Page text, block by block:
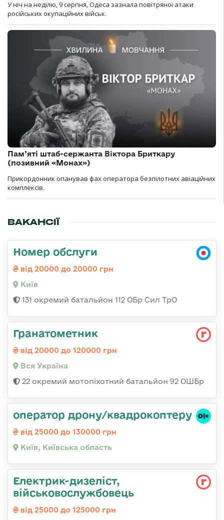
У ніч на неділю, 9 серпня, Одеса зазнала повітряної атаки
російських окупаційних військ.
Пам’яті штаб-сержанта Віктора Бриткару
(позивний «Монах»)
Прикордонник опанував фах оператора безпілотних авіаційних
комплексів.
ВАКАНСІЇ
Номер обслуги
від 20000 до 20000 грн
Київ
131 окремий батальйон 112 ОБр Сил ТрО
Гранатометник
від 20000 до 120000 грн
Вся Україна
22 окремий мотопіхотний батальйон 92 ОШБр
оператор дрону/квадрокоптеру
від 25000 до 130000 грн
Київ, Київська область
Електрик-дизеліст,
військовослужбовець
від 25000 до 125000 грн